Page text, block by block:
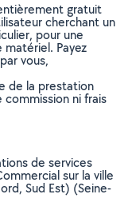
gratuit
cherchant un
pour une
Payez
vous,
de la prestation
commission ni frais
de services
sur la ville
Sud Est) (Seine-